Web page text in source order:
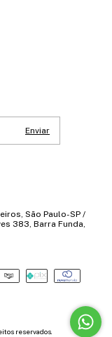
São Paulo-SP /
383, Barra Funda,
reservados.